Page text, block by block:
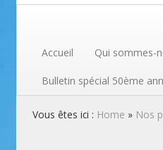
Accueil Qui sommes-
Bulletin spécial 50ème
Vous êtes ici : Home » Nos